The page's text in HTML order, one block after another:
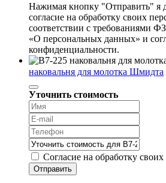
Нажимая кнопку "Отправить" я
согласие на обработку своих
соответствии с требованиями
«О персональных данных» и
конфиденциальности.
наковальня для молотка Шмидта
Уточнить стоимость
Согласие на обработку
Отправить